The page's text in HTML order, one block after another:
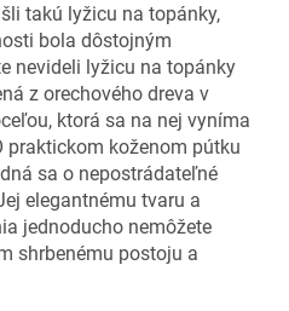
takú lyžicu na topánky,
bola dôstojným
nevideli lyžicu na topánky
z orechového dreva v
ktorá sa na nej vyníma
praktickom koženom pútku
sa o nepostrádateľné
elegantnému tvaru a
jednoducho nemôžete
shrbenému postoju a